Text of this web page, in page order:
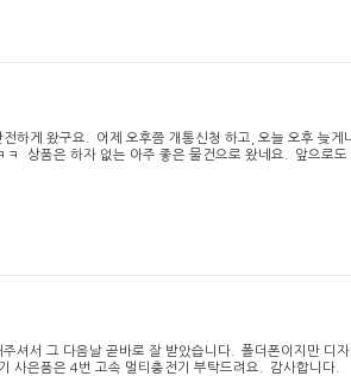
하게 왔구요. 어제 오후쯤 개통신청 하고, 오늘 오후 늦게
상품은 하자 없는 아주 좋은 물건으로 왔네요. 앞으로도
셔서 그 다음날 곧바로 잘 받았습니다. 폴더폰이지만 디
사은품은 4번 고속 멀티충전기 부탁드려요. 감사합니다.